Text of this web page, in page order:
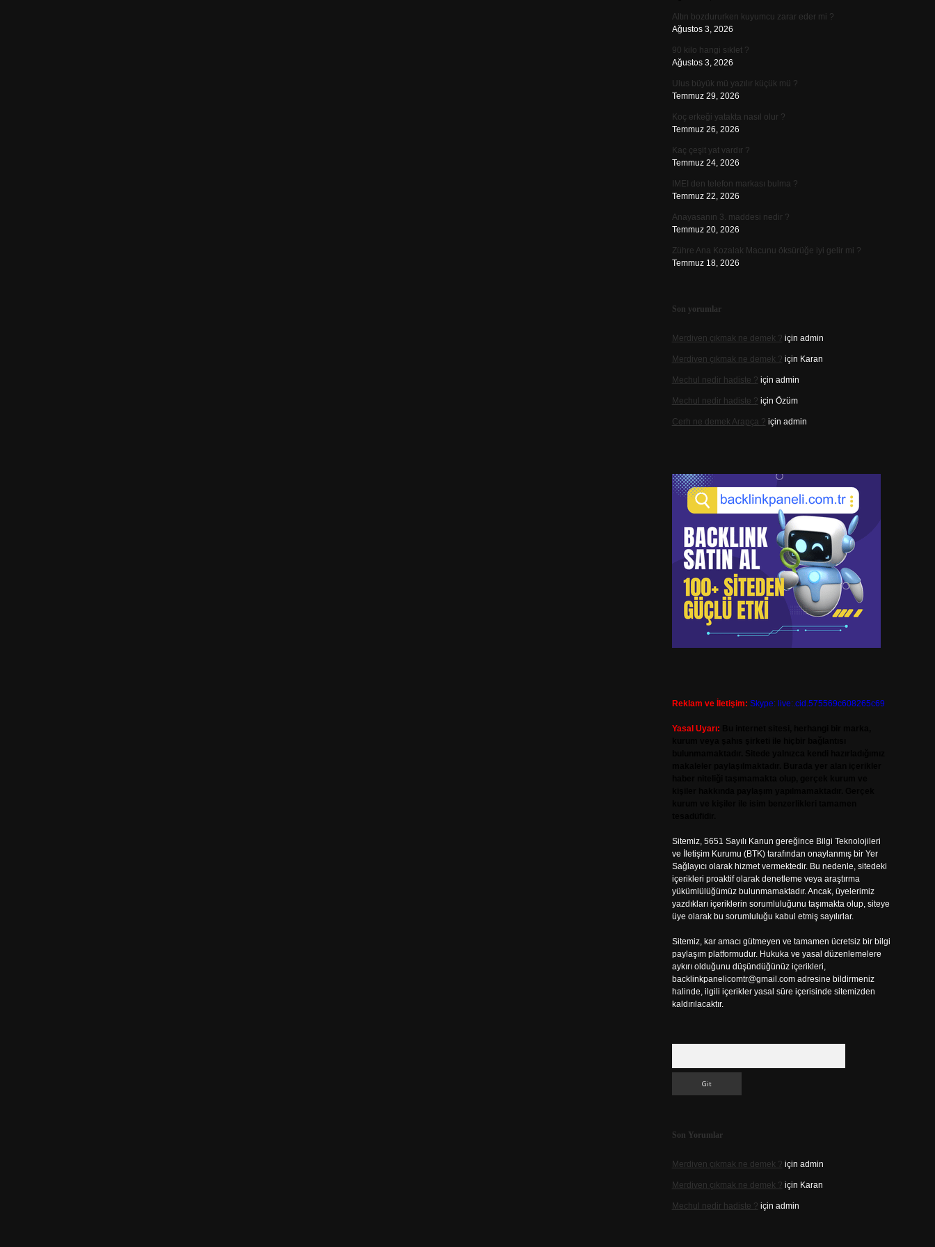
Altın bozdururken kuyumcu zarar eder mi ?
Ağustos 3, 2026
90 kilo hangi sıklet ?
Ağustos 3, 2026
Ulus büyük mü yazılır küçük mü ?
Temmuz 29, 2026
Koç erkeği yatakta nasıl olur ?
Temmuz 26, 2026
Kaç çeşit yat vardır ?
Temmuz 24, 2026
IMEI den telefon markası bulma ?
Temmuz 22, 2026
Anayasanın 3. maddesi nedir ?
Temmuz 20, 2026
Zühre Ana Kozalak Macunu öksürüğe iyi gelir mi ?
Temmuz 18, 2026
Son yorumlar
Merdiven çıkmak ne demek ? için admin
Merdiven çıkmak ne demek ? için Karan
Mechul nedir hadiste ? için admin
Mechul nedir hadiste ? için Özüm
Cerh ne demek Arapça ? için admin
Reklam ve İletişim: Skype: live:.cid.575569c608265c69
Yasal Uyarı:
Sitemiz, 5651 Sayılı Kanun gereğince Bilgi Teknolojileri
ve İletişim Kurumu (BTK) tarafından onaylanmış bir Yer
Sağlayıcı olarak hizmet vermektedir. Bu nedenle, sitedeki
içerikleri proaktif olarak denetleme veya araştırma
yükümlülüğümüz bulunmamaktadır. Ancak, üyelerimiz
yazdıkları içeriklerin sorumluluğunu taşımakta olup, siteye
üye olarak bu sorumluluğu kabul etmiş sayılırlar.
Sitemiz, kar amacı gütmeyen ve tamamen ücretsiz bir bilgi
paylaşım platformudur. Hukuka ve yasal düzenlemelere
aykırı olduğunu düşündüğünüz içerikleri,
backlinkpanelicomtr@gmail.comadresine bildirmeniz
halinde, ilgili içerikler yasal süre içerisinde sitemizden
kaldırılacaktır.
Son Yorumlar
Merdiven çıkmak ne demek ? için admin
Merdiven çıkmak ne demek ? için Karan
Mechul nedir hadiste ? için admin